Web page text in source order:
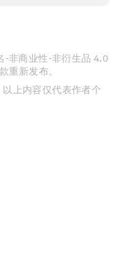
-非商业性-非衍生品 4.0
重新发布。
上内容仅代表作者个